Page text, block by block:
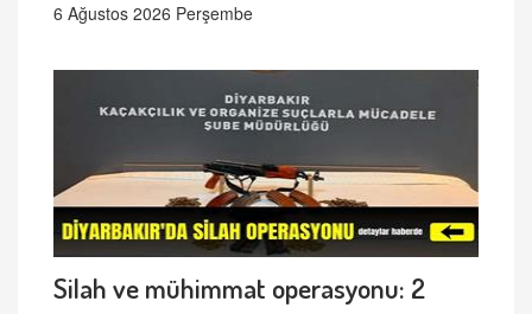
6 Ağustos 2026 Perşembe
Silah ve mühimmat operasyonu: 2